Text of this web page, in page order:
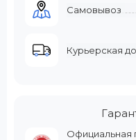
Самовывоз
Курьерская
Официальная